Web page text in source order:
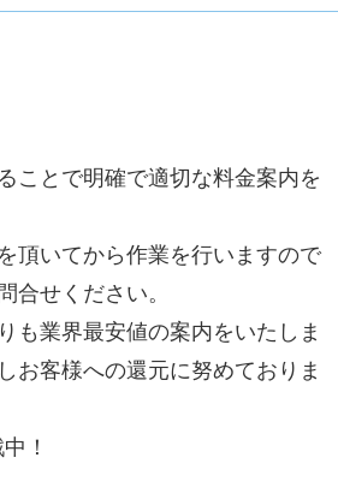
ことで明確で適切な料金案内を
頂いてから作業を行いますので
合せください。
も業界最安値の案内をいたしま
お客様への還元に努めておりま
！